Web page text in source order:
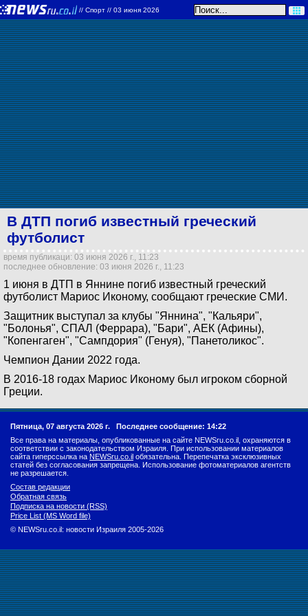
// Спорт // 03 июня 2026
В ДТП погиб известный греческий
футболист
время публикаци: 03 июня 2026 г., 11:23
последнее обновление: 03 июня 2026 г., 11:23
1 июня в ДТП в Яннине погиб известный греческий
футболист Мариос Иконому, сообщают греческие СМИ.
Защитник выступал за клубы "Яннина", "Кальяри",
"Болонья", СПАЛ (Феррара), "Бари", АЕК (Афины),
"Копенгаген", "Сампдория" (Генуя), "Панетоликос".
Чемпион Дании 2022 года.
В 2016-18 годах Мариос Иконому был игроком сборной
Греции.
Пятница, 07 августа 2026 г. Последнее сообщение: 14:22
Все права на материалы, опубликованные на сайте NEWSru.co.il, охраняются в
соответствии с законодательством Израиля. При использовании материалов
сайта гиперссылка на NEWSru.co.il обязательна. Перепечатка эксклюзивных
статей без согласования запрещена. Использование фотоматериалов агентств
не разрешается.
Состав редакции
Обратная связь
Подписка на новости (RSS)
Price List (MS Word file)
© NEWSru.co.il: новости Израиля 2005-2026